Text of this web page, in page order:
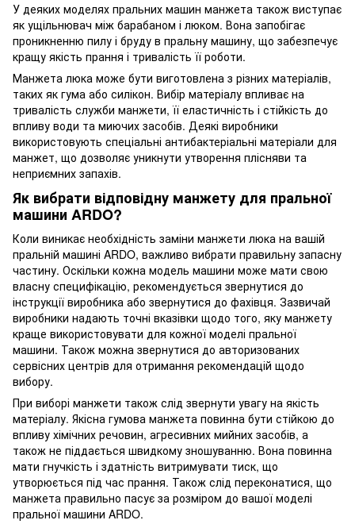
У деяких моделях пральних машин манжета також виступає
як ущільнювач між барабаном і люком. Вона запобігає
проникненню пилу і бруду в пральну машину, що забезпечує
кращу якість прання і тривалість її роботи.
Манжета люка може бути виготовлена з різних матеріалів,
таких як гума або силікон. Вибір матеріалу впливає на
тривалість служби манжети, її еластичність і стійкість до
впливу води та миючих засобів. Деякі виробники
використовують спеціальні антибактеріальні матеріали для
манжет, що дозволяє уникнути утворення плісняви та
неприємних запахів.
Як вибрати відповідну манжету для пральної
машини ARDO?
Коли виникає необхідність заміни манжети люка на вашій
пральній машині ARDO, важливо вибрати правильну запасну
частину. Оскільки кожна модель машини може мати свою
власну специфікацію, рекомендується звернутися до
інструкції виробника або звернутися до фахівця. Зазвичай
виробники надають точні вказівки щодо того, яку манжету
краще використовувати для кожної моделі пральної
машини. Також можна звернутися до авторизованих
сервісних центрів для отримання рекомендацій щодо
вибору.
При виборі манжети також слід звернути увагу на якість
матеріалу. Якісна гумова манжета повинна бути стійкою до
впливу хімічних речовин, агресивних мийних засобів, а
також не піддається швидкому зношуванню. Вона повинна
мати гнучкість і здатність витримувати тиск, що
утворюється під час прання. Також слід переконатися, що
манжета правильно пасує за розміром до вашої моделі
пральної машини ARDO.